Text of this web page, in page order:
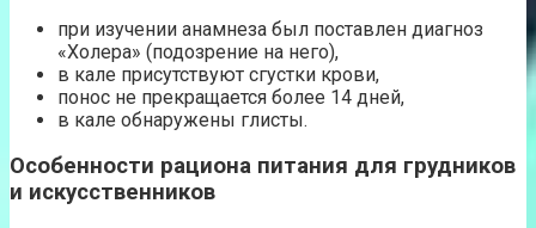
при изучении анамнеза был поставлен диагноз
«Холера» (подозрение на него),
в кале присутствуют сгустки крови,
понос не прекращается более 14 дней,
в кале обнаружены глисты.
Особенности рациона питания для грудников
и искусственников